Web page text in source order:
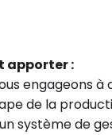
apporter :
engageons
de la
système de